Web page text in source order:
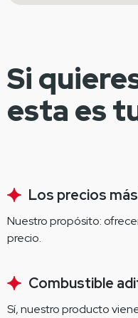
Si
esta es
Los precios
Nuestro propósito:
precio.
Combustible
Sí, nuestro producto